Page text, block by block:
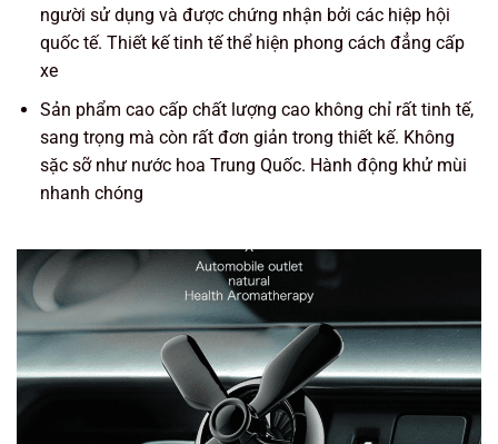
người sử dụng và được chứng nhận bởi các hiệp hội
quốc tế. Thiết kế tinh tế thể hiện phong cách đẳng cấp
xe
Sản phẩm cao cấp chất lượng cao không chỉ rất tinh tế,
sang trọng mà còn rất đơn giản trong thiết kế. Không
sặc sỡ như nước hoa Trung Quốc. Hành động khử mùi
nhanh chóng